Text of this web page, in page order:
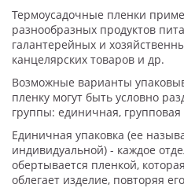
Термоусадочные пленки
разнообразных продуктов
галантерейных и
канцелярских товаров и др.
Возможные варианты
пленку могут быть условно
группы: единичная,
Единичная упаковка (ее
индивидуальной) - каждое
обертывается пленкой,
облегает изделие, повторяя